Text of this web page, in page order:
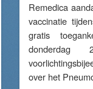
Remedica
vaccinatie
gratis
over het